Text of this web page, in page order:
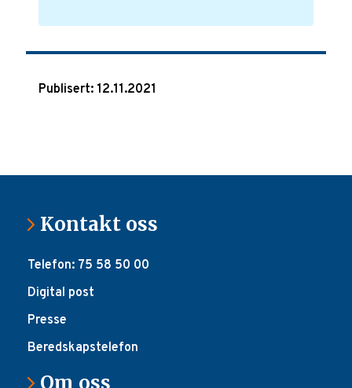
Publisert: 12.11.2021
Kontakt oss
Telefon: 75 58 50 00
Digital post
Presse
Beredskapstelefon
Om oss